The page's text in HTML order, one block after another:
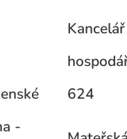
-
624